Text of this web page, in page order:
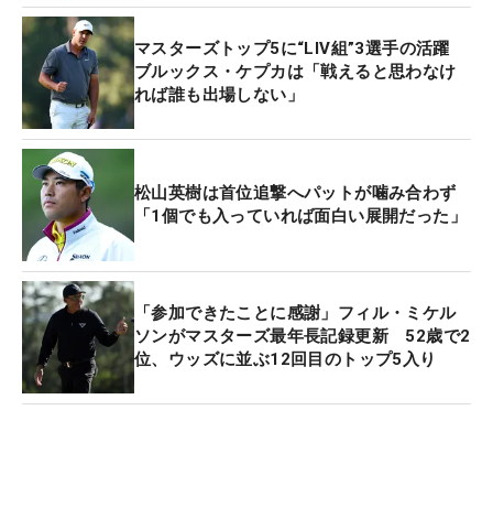
マスターズトップ5に“LIV組”3選手の活躍
ブルックス・ケプカは「戦えると思わなけ
れば誰も出場しない」
松山英樹は首位追撃へパットが噛み合わず
「1個でも入っていれば面白い展開だった」
「参加できたことに感謝」フィル・ミケル
ソンがマスターズ最年長記録更新 52歳で2
位、ウッズに並ぶ12回目のトップ5入り